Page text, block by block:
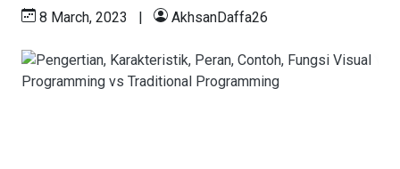
8 March, 2023 | AkhsanDaffa26